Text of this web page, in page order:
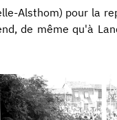
Alsthom) pour la
de même qu'à